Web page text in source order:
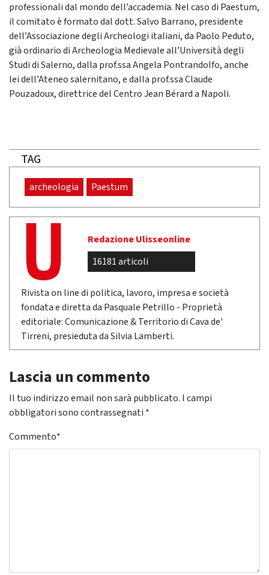
professionali dal mondo dell’accademia. Nel caso di Paestum,
il comitato è formato dal dott. Salvo Barrano, presidente
dell’Associazione degli Archeologi italiani, da Paolo Peduto,
già ordinario di Archeologia Medievale all’Università degli
Studi di Salerno, dalla prof.ssa Angela Pontrandolfo, anche
lei dell’Ateneo salernitano, e dalla prof.ssa Claude
Pouzadoux, direttrice del Centro Jean Bérard a Napoli.
TAG
archeologia Paestum
Redazione Ulisseonline
16181 articoli
Rivista on line di politica, lavoro, impresa e società
fondata e diretta da Pasquale Petrillo - Proprietà
editoriale: Comunicazione & Territorio di Cava de'
Tirreni, presieduta da Silvia Lamberti.
Lascia un commento
Il tuo indirizzo email non sarà pubblicato. I campi
obbligatori sono contrassegnati *
Commento*